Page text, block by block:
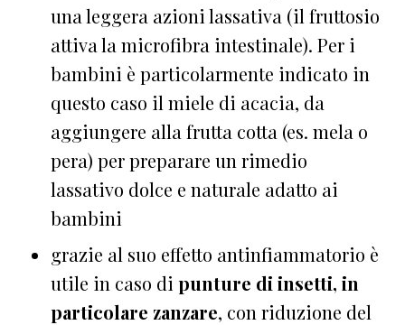
una leggera azioni lassativa (il fruttosio
attiva la microfibra intestinale). Per i
bambini è particolarmente indicato in
questo caso il miele di acacia, da
aggiungere alla frutta cotta (es. mela o
pera) per preparare un rimedio
lassativo dolce e naturale adatto ai
bambini
grazie al suo effetto antinfiammatorio è
utile in caso di punture di insetti, in
particolare zanzare, con riduzione del